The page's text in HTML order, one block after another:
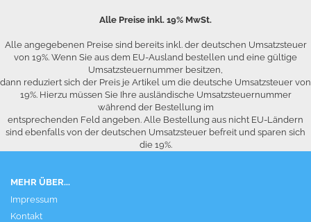
Alle Preise inkl. 19% MwSt.
Alle angegebenen Preise sind bereits inkl. der deutschen Umsatzsteuer
von 19%. Wenn Sie aus dem EU-Ausland bestellen und eine gültige
Umsatzsteuernummer besitzen,
dann reduziert sich der Preis je Artikel um die deutsche Umsatzsteuer von
19%. Hierzu müssen Sie Ihre ausländische Umsatzsteuernummer
während der Bestellung im
entsprechenden Feld angeben. Alle Bestellung aus nicht EU-Ländern
sind ebenfalls von der deutschen Umsatzsteuer befreit und sparen sich
die 19%.
MEHR ÜBER...
Impressum
Kontakt